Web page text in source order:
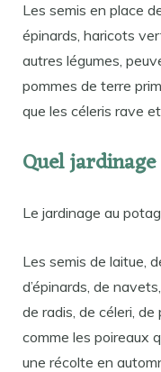
Les semis en place
épinards, haricots
autres légumes,
pommes de terre
que les céleris rave
Quel
Le jardinage au
Les semis de laitue,
d’épinards, de
de radis, de céleri,
comme les poireaux
une récolte en